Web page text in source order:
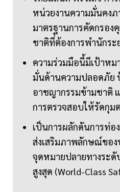
หน่วยงานความมั่นคงภ
มาตรฐานการคัดกรอ
ชาติที่ต้องการพำนักระ
ความร่วมมือนี้มีเป้าหม
มั่นด้านความปลอดภัย
อาชญากรรมข้ามชาติ
การตรวจสอบให้รัดกุม
เป็นการผลักดันการท่อ
ส่งเสริมภาพลักษณ์ของ
จุดหมายปลายทางระ
สูงสุด (World-Class